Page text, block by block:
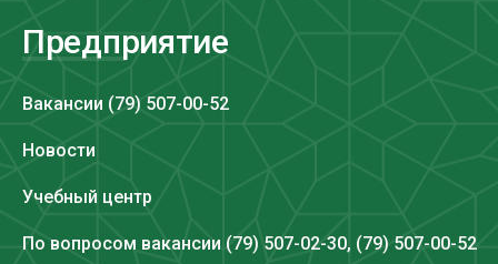
Предприятие
Вакансии (79) 507-00-52
Новости
Учебный центр
По вопросом вакансии (79) 507-02-30, (79) 507-00-52